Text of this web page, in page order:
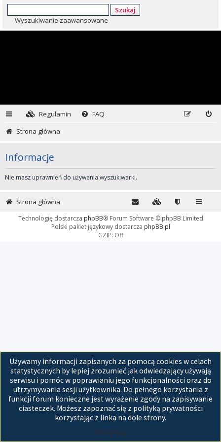
Szukaj
Wyszukiwanie zaawansowane
Regulamin
FAQ
Strona główna
Informacje
Nie masz uprawnień do używania wyszukiwarki.
Używamy informacji zapisanych za pomocą cookies w celach
statystycznych by lepiej zrozumieć jak odwiedzający używają
serwisu i pomóc w poprawianiu jego funkcjonalności oraz do
utrzymywania sesji użytkownika. Do pełnego korzystania z
funkcji forum konieczne jest wyrażenie zgody na zapisywanie
ciasteczek. Możesz zapoznać się z polityką prywatności
korzystając z linka na dole strony.
Akceptuję
Strona główna
Technologię dostarcza phpBB® Forum Software © phpBB Limited
Polski pakiet językowy dostarcza phpBB.pl
GZIP: Off